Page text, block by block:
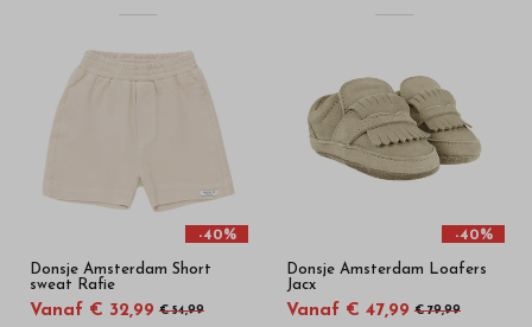
-40%
Donsje Amsterdam Short
sweat Rafie
Vanaf € 32,99 € 54,99
-40%
Donsje Amsterdam Loafers
Jacx
Vanaf € 47,99 € 79,99